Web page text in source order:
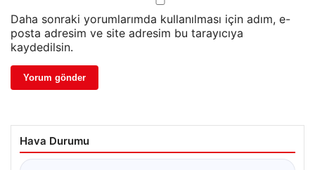
Daha sonraki yorumlarımda kullanılması için adım, e-
posta adresim ve site adresim bu tarayıcıya
kaydedilsin.
Hava Durumu